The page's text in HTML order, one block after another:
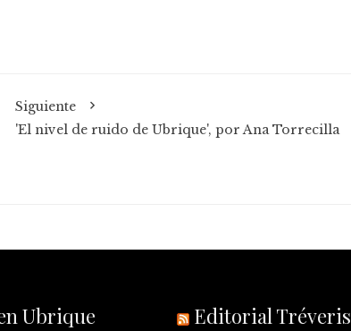
Siguiente
'El nivel de ruido de Ubrique', por Ana Torrecilla
Ubrique Editorial Tréveris